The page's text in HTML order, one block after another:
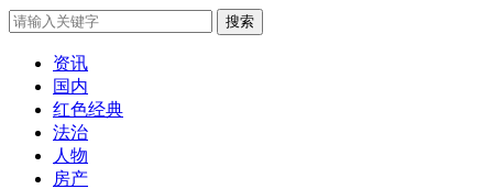
搜索
资讯
国内
红色经典
法治
人物
房产